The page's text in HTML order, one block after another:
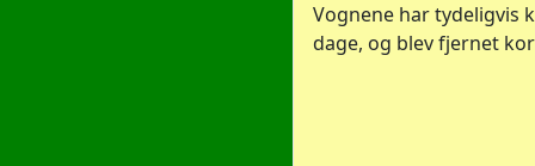
Vognene har tydeligvis
dage, og blev fjernet